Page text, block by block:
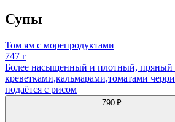
Супы
Том ям с морепродуктами
747 г
Более насыщенный и плотный, пряный
креветками,кальмарами,томатами
подаётся с рисом
790 ₽